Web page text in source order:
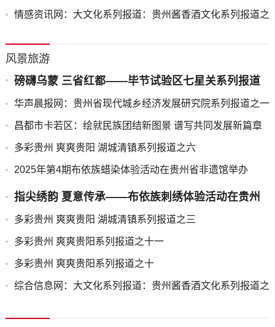
情感资讯网：大文化系列报道：贵州酱香酒文化系列报道之
风景旅游
磅礴乌蒙 三省红都——毕节试验区七星关系列报道
之五
华声晨报网：贵州省现代城乡经济发展研究院系列报道之一
昌都市卡若区：绘就民族团结新图景 谱写共同发展新篇章
多彩贵州 爽爽贵阳 湖城清镇系列报道之六
2025年第4期布依族蜡染体验活动在贵州省非遗馆举办
指尖绣韵 夏意传承——布依族刺绣体验活动在贵州
省图书馆成功举办
多彩贵州 爽爽贵阳 湖城清镇系列报道之三
多彩贵州 爽爽贵阳系列报道之十一
多彩贵州 爽爽贵阳系列报道之十
综合信息网：大文化系列报道：贵州酱香酒文化系列报道之